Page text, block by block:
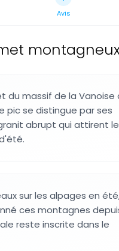
Avis
du massif de la Vanoise
pic se distingue par ses
abrupt qui attirent
sur les alpages en
ces montagnes
reste inscrite dans le